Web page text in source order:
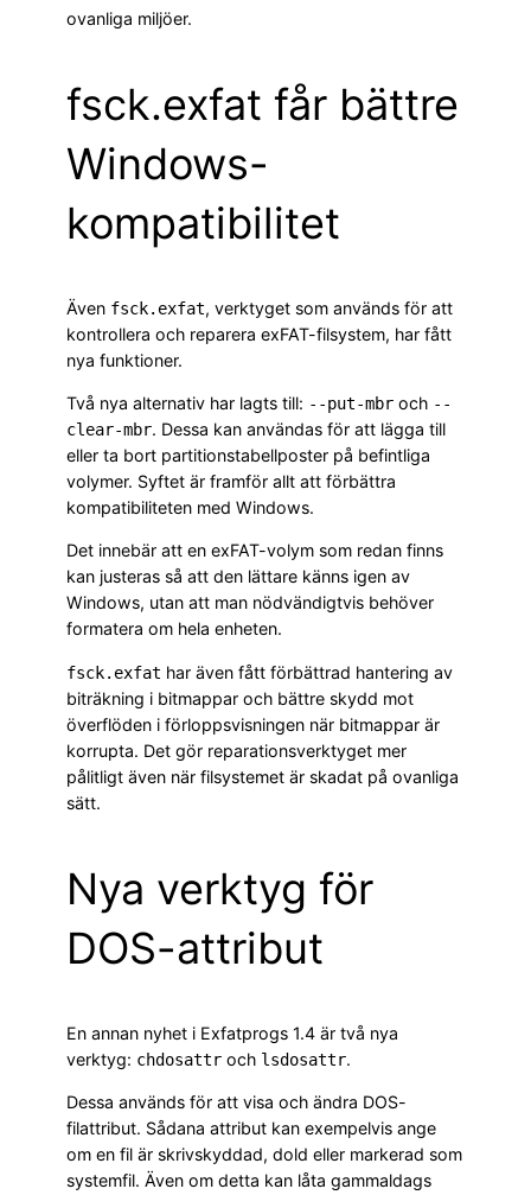
ovanliga miljöer.
fsck.exfat får bättre
Windows-
kompatibilitet
Även fsck.exfat, verktyget som används för att
kontrollera och reparera exFAT-filsystem, har fått
nya funktioner.
Två nya alternativ har lagts till: --put-mbr och --
clear-mbr. Dessa kan användas för att lägga till
eller ta bort partitionstabellposter på befintliga
volymer. Syftet är framför allt att förbättra
kompatibiliteten med Windows.
Det innebär att en exFAT-volym som redan finns
kan justeras så att den lättare känns igen av
Windows, utan att man nödvändigtvis behöver
formatera om hela enheten.
fsck.exfat har även fått förbättrad hantering av
biträkning i bitmappar och bättre skydd mot
överflöden i förloppsvisningen när bitmappar är
korrupta. Det gör reparationsverktyget mer
pålitligt även när filsystemet är skadat på ovanliga
sätt.
Nya verktyg för
DOS-attribut
En annan nyhet i Exfatprogs 1.4 är två nya
verktyg: chdosattr och lsdosattr.
Dessa används för att visa och ändra DOS-
filattribut. Sådana attribut kan exempelvis ange
om en fil är skrivskyddad, dold eller markerad som
systemfil. Även om detta kan låta gammaldags